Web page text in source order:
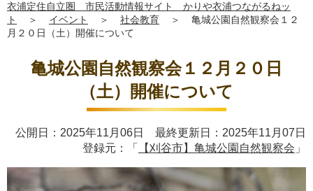
衣浦定住自立圏 市民活動情報サイト かりや衣浦つながるねッ
ト
＞ イベント ＞ 社会教育 ＞
亀城公園自然観察会１２
月２０日（土）開催について
亀城公園自然観察会１２月２０日
（土）開催について
公開日：2025年11月06日 最終更新日：2025年11月07日
登録元：「
【刈谷市】亀城公園自然観察会 」